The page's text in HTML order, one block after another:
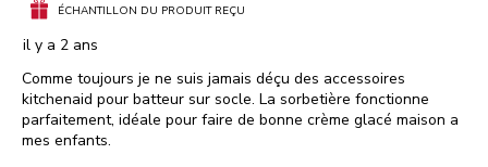
ÉCHANTILLON DU PRODUIT REÇU
il y a 2 ans
Comme toujours je ne suis jamais déçu des accessoires
kitchenaid pour batteur sur socle. La sorbetière fonctionne
parfaitement, idéale pour faire de bonne crème glacé maison a
mes enfants.